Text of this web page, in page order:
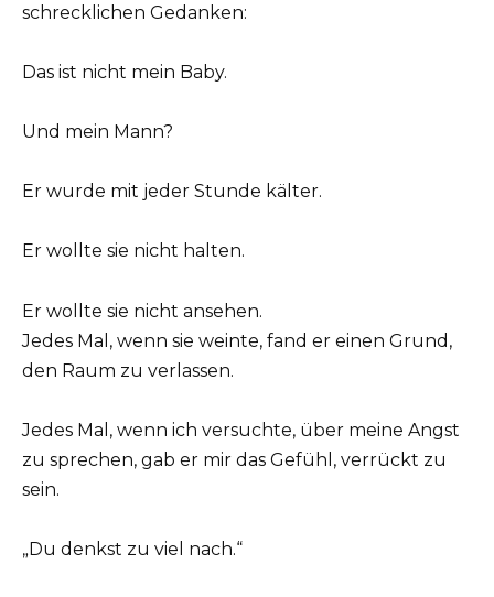
schrecklichen Gedanken:
Das ist nicht mein Baby.
Und mein Mann?
Er wurde mit jeder Stunde kälter.
Er wollte sie nicht halten.
Er wollte sie nicht ansehen.
Jedes Mal, wenn sie weinte, fand er einen Grund,
den Raum zu verlassen.
Jedes Mal, wenn ich versuchte, über meine Angst
zu sprechen, gab er mir das Gefühl, verrückt zu
sein.
„Du denkst zu viel nach.“